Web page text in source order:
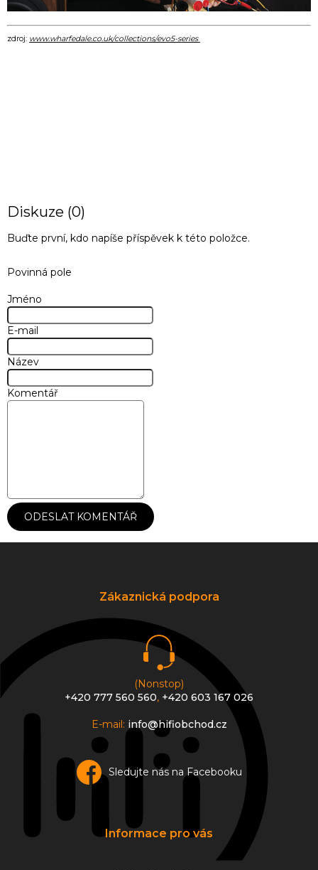
zdroj: www.wharfedale.co.uk/collections/evo5-series
Diskuze (0)
Buďte první, kdo napíše příspěvek k této položce.
Povinná pole
Jméno
E-mail
Název
Komentář
ODESLAT KOMENTÁŘ
Zákaznická podpora
(Nonstop)
+420 777 560 560, +420 603 167 026
E-mail: info@hifiobchod.cz
Sledujte nás na Facebooku
Informace pro vás